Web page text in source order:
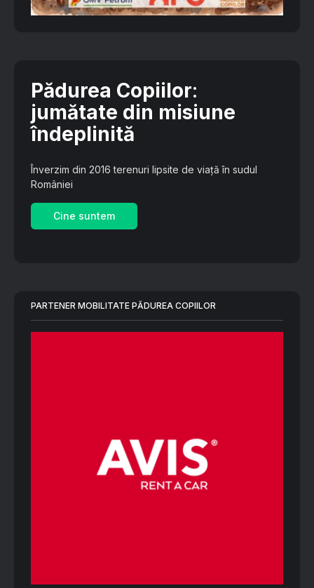
Pădurea Copiilor:
jumătate din misiune
îndeplinită
Înverzim din 2016 terenuri lipsite de viață în sudul
României
Cine suntem
PARTENER MOBILITATE PĂDUREA COPIILOR